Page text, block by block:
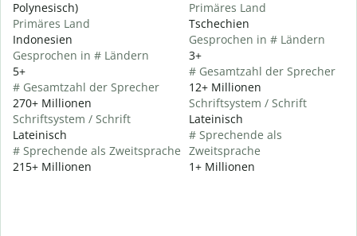
Polynesisch)
Primäres Land
Indonesien
Gesprochen in # Ländern
5+
# Gesamtzahl der Sprecher
270+ Millionen
Schriftsystem / Schrift
Lateinisch
# Sprechende als Zweitsprache
215+ Millionen
Primäres Land
Tschechien
Gesprochen in # Ländern
3+
# Gesamtzahl der Sprecher
12+ Millionen
Schriftsystem / Schrift
Lateinisch
# Sprechende als
Zweitsprache
1+ Millionen